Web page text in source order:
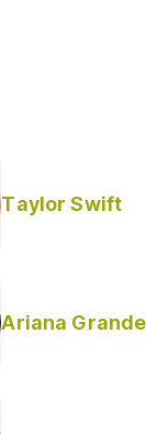
Taylor Swift
Ariana Grande